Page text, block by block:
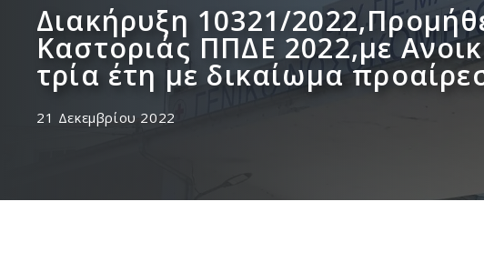
Διακήρυξη 10321/
Καστοριάς ΠΠΔΕ 2022,με
τρία έτη με δικαίωμα
21 Δεκεμβρίου 2022